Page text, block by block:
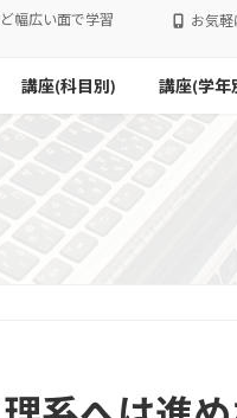
幅広い面で学習
お気軽
講座(科目別) 講座(学年